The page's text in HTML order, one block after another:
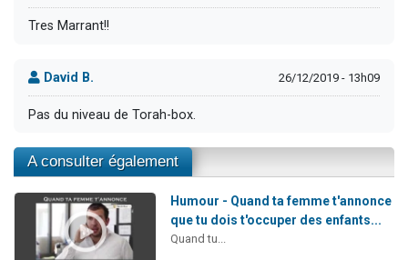
Tres Marrant!!
David B. 26/12/2019 - 13h09
Pas du niveau de Torah-box.
A consulter également
Humour - Quand ta femme t'annonce
que tu dois t'occuper des enfants...
Quand tu...